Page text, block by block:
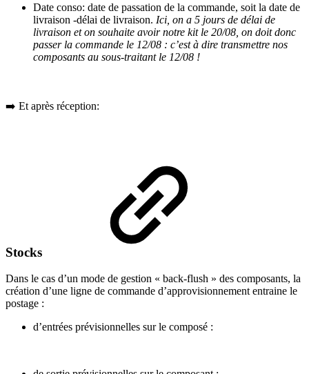
Date conso: date de passation de la commande, soit la date de
livraison -délai de livraison. Ici, on a 5 jours de délai de
livraison et on souhaite avoir notre kit le 20/08, on doit donc
passer la commande le 12/08 : c’est à dire transmettre nos
composants au sous-traitant le 12/08 !
➡️ Et après réception:
Stocks
Dans le cas d’un mode de gestion « back-flush » des composants, la
création d’une ligne de commande d’approvisionnement entraine le
postage :
d’entrées prévisionnelles sur le composé :